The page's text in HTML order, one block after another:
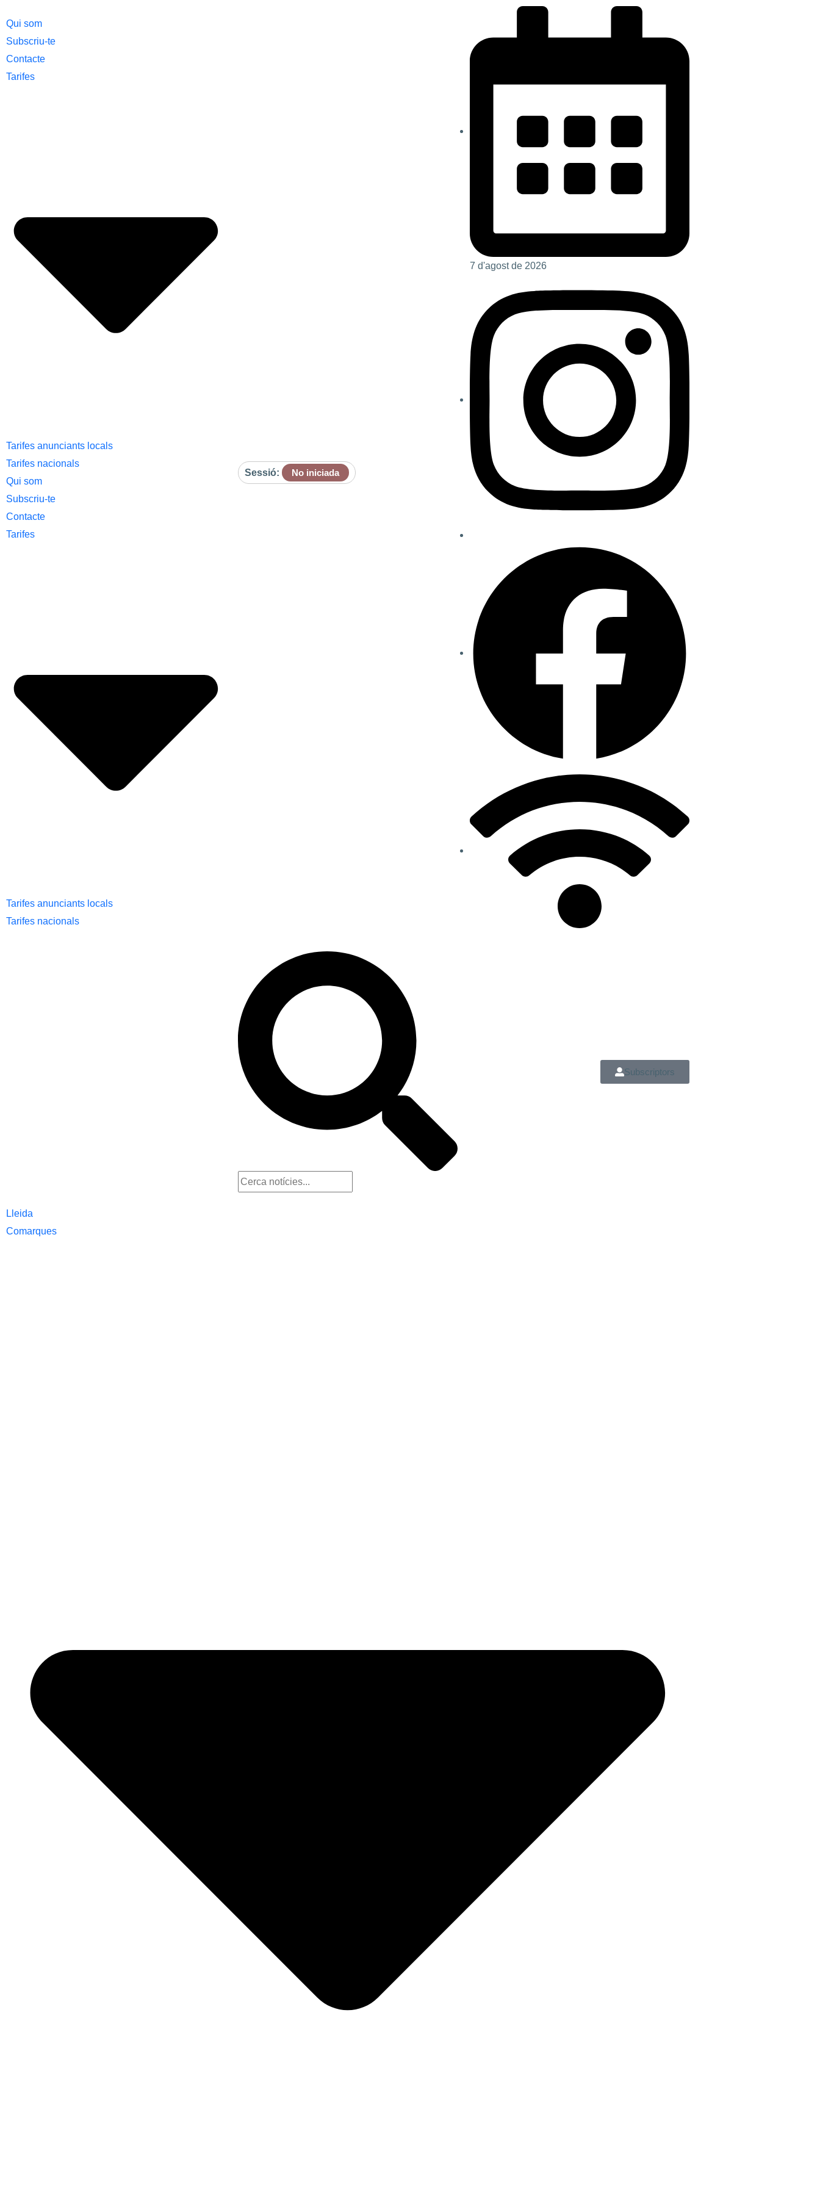
Qui som
Subscriu-te
Contacte
Tarifes
Tarifes anunciants locals
Tarifes nacionals
Qui som
Subscriu-te
Contacte
Tarifes
Tarifes anunciants locals
Tarifes nacionals
Sessió: No iniciada
7 d'agost de 2026
Subscriptors
Lleida
Comarques